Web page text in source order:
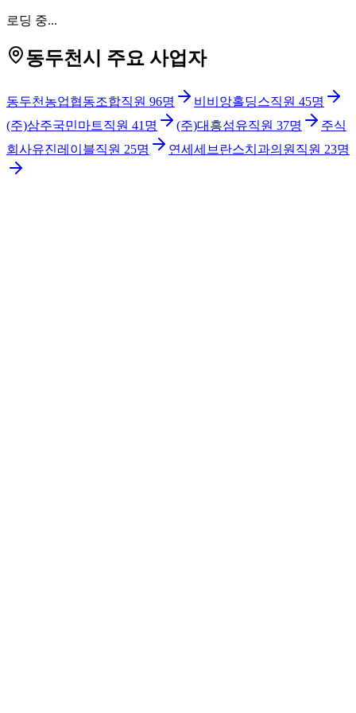
로딩 중...
동두천시 주요 사업자
동두천농업협동조합직원 96명 비비앙홀딩스직원 45명
(주)삼주국민마트직원 41 명 (주)대흥섬유직원 37명
주식
회사유진레이블직원 25명 연세세브란스치과의원 직원 23명